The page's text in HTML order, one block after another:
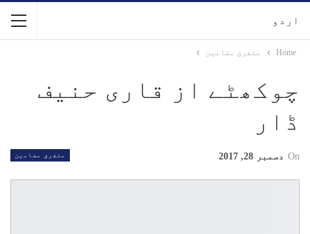
اردو
Home متفرق مضامین
چوکھٹے از قاری حنیف
ڈار
متفرق مضامین On دسمبر 28, 2017